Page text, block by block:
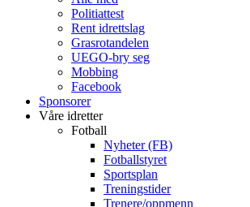
Politiattest
Rent idrettslag
Grasrotandelen
UEGO-bry seg
Mobbing
Facebook
Sponsorer
Våre idretter
Fotball
Nyheter (FB)
Fotballstyret
Sportsplan
Treningstider
Trenere/oppmenn